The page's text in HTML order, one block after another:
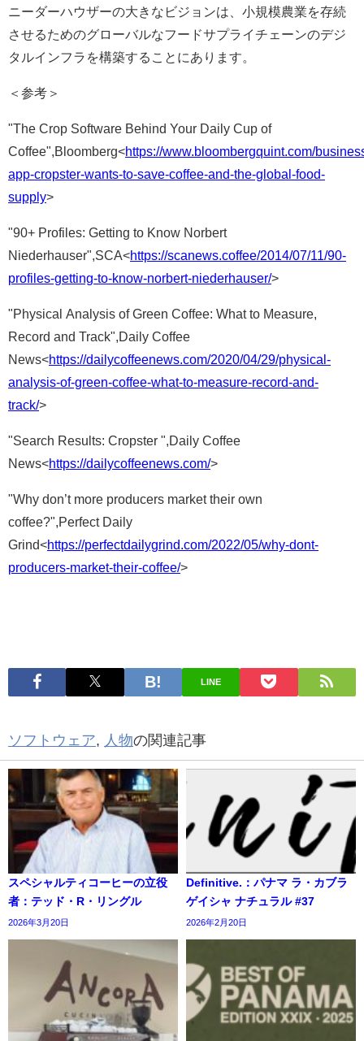
ニーダーハウザーの大きなビジョンは、小規模農業を存続
させるためのグローバルなフードサプライチェーンのデジ
タルインフラを構築することにあります。
＜参考＞
"The Crop Software Behind Your Daily Cup of
Coffee",Bloomberg<https://www.bloombergquint.com/
app-cropster-wants-to-save-coffee-and-the-global-food-
supply>
"90+ Profiles: Getting to Know Norbert
Niederhauser",SCA<https://scanews.coffee/2014/07/11/90-
profiles-getting-to-know-norbert-niederhauser/>
"Physical Analysis of Green Coffee: What to Measure,
Record and Track",Daily Coffee
News<https://dailycoffeenews.com/2020/04/29/physical-
analysis-of-green-coffee-what-to-measure-record-and-
track/>
"Search Results: Cropster ",Daily Coffee
News<https://dailycoffeenews.com/>
"Why don’t more producers market their own
coffee?",Perfect Daily
Grind<https://perfectdailygrind.com/2022/05/why-dont-
producers-market-their-coffee/>
LINE
ソフトウェア 人物の関連記事
スペシャルティコーヒーの立役
者：テッド・R・リングル
2026年3月20日
Definitive.：パナマ ラ・カブラ
ゲイシャ ナチュラル #37
2026年2月20日